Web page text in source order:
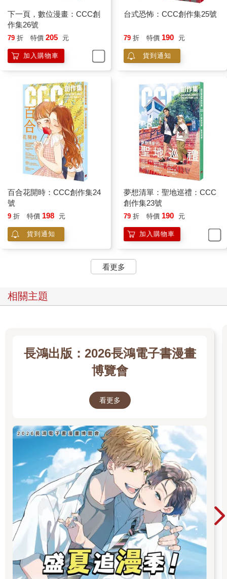
下一頁，數位漫畫：CCC創
作集26號
79 折 特價 205 元
加入購物車
台式恐怖：CCC創作集25號
79 折 特價 190 元
貨到通知
百合花開時：CCC創作集24
號
9 折 特價 198 元
貨到通知
夢想清單：聖地巡禮：CCC
創作集23號
79 折 特價 190 元
加入購物車
看更多
相關主題
長鴻出版：2026長鴻電子書漫畫
博覽會
看更多